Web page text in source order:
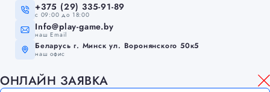
+375 (29) 335-91-89
c 09:00 до 18:00
Info@play-game.by
наш Email
Беларусь г. Минск ул. Воронянского 50к5
наш офис
ОНЛАЙН ЗАЯВКА